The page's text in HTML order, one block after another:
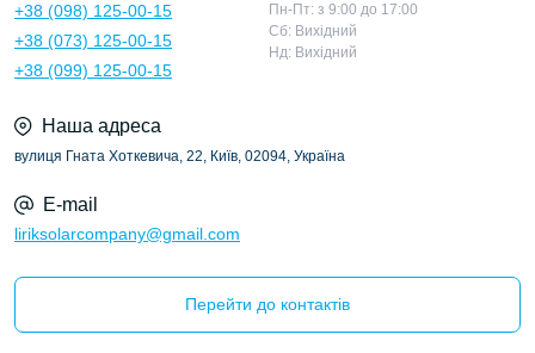
+38 (098) 125-00-15
+38 (073) 125-00-15
+38 (099) 125-00-15
Пн-Пт: з 9:00 до 17:00
Сб: Вихідний
Нд: Вихідний
Наша адреса
вулиця Гната Хоткевича, 22, Київ, 02094, Україна
E-mail
liriksolarcompany@gmail.com
Перейти до контактів